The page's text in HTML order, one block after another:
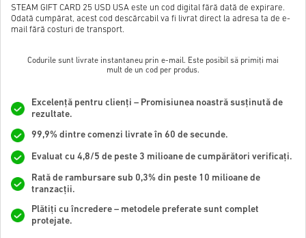
STEAM GIFT CARD 25 USD USA este un cod digital fără dată de expirare.
Odată cumpărat, acest cod descărcabil va fi livrat direct la adresa ta de e-
mail fără costuri de transport.
Codurile sunt livrate instantaneu prin e-mail. Este posibil să primiți mai
mult de un cod per produs.
Excelență pentru clienți – Promisiunea noastră susținută de
rezultate.
99,9% dintre comenzi livrate în 60 de secunde.
Evaluat cu 4,8/5 de peste 3 milioane de cumpărători verificați.
Rată de rambursare sub 0,3% din peste 10 milioane de
tranzacții.
Plătiți cu încredere – metodele preferate sunt complet
protejate.